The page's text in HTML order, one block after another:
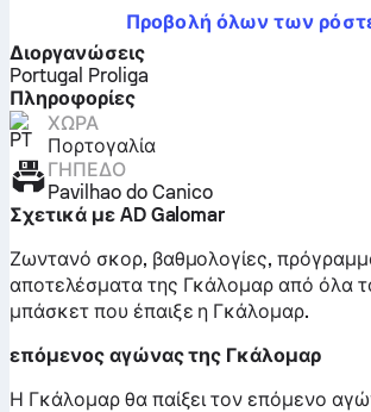
Προβολή όλων των
Διοργανώσεις
Portugal Proliga
Πληροφορίες
ΧΏΡΑ
Πορτογαλία
ΓΉΠΕΔΟ
Pavilhao do Canico
Σχετικά με AD Galomar
Ζωντανό σκορ, βαθμολογίες,
αποτελέσματα της Γκάλομαρ από όλα
μπάσκετ που έπαιξε η Γκάλομαρ.
επόμενος αγώνας της Γκάλομαρ
Η Γκάλομαρ θα παίξει τον επόμενο